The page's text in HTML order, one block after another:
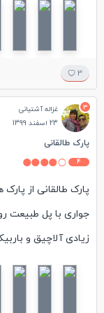
ایران با ۱۰۰۰ متر مربع مساحت در این پارک واقع شده است.
3
3
غزاله آشتیانی
23 اسفند 1399
پارک طالقانی
4
پارک طالقانی از
جواری با پل طبیعت
زیادی آلاچیق و
نیک های خانوادگی